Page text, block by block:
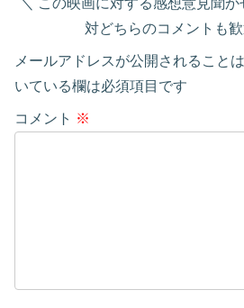
対どちらのコメントも歓
メールアドレスが公開されること
いている欄は必須項目です
コメント ※